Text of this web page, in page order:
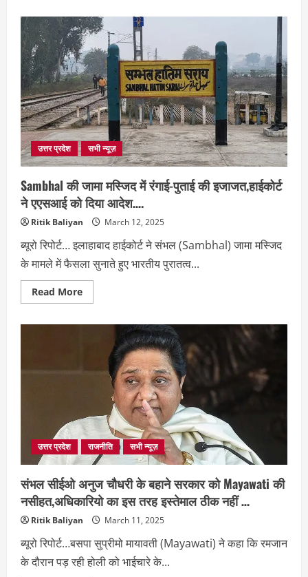
2025
:संभल
में
होली
के
जुलूस
के
दौरान
मस्जिदों
को
तिरपाल
से
ढकने
की
व्यवस्था,
शांति
बनाए
रखने
के
लिए
पुलिस
उत्तर प्रदेश सभी न्यूज़
Sambhal की जामा मस्जिद में रंगाई-पुताई की इजाजत,हाईकोर्ट
ने एएसआई को दिया आदेश….
Ritik Baliyan March 12, 2025
ब्यूरो रिपोर्ट… इलाहाबाद हाईकोर्ट ने संभल (Sambhal) जामा मस्जिद
के मामले में फैसला सुनाते हुए भारतीय पुरातत्व...
Read MoreRead
more
रंगाई-
इजाजत,हाईकोर्ट
एएसआई
को
दिया
आदेश….
उत्तर प्रदेश राजनीति सभी न्यूज़
संभल सीईओ अनुज चौधरी के बहाने सरकार को Mayawati की
नसीहत,अधिकारियो का इस तरह इस्तेमाल ठीक नहीं …
Ritik Baliyan March 11, 2025
ब्यूरो रिपोर्ट…बसपा सुप्रीमो मायावती (Mayawati) ने कहा कि रमजान
के दौरान पड़ रही होली को भाईचारे के...